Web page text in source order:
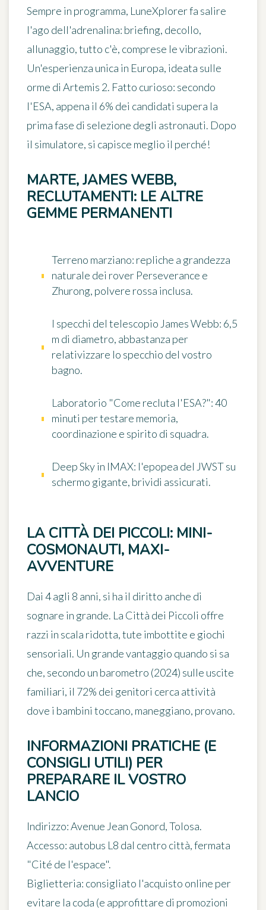
Sempre in programma, LuneXplorerfa salire
l'ago dell'adrenalina: briefing, decollo,
allunaggio, tutto c'è, comprese le vibrazioni.
Un'esperienza unica in Europa, ideata sulle
orme di Artemis 2. Fatto curioso: secondo
l'ESA, appena il 6% dei candidati supera la
prima fase di selezione degli astronauti. Dopo
il simulatore, si capisce meglio il perché!
MARTE, JAMES WEBB,
RECLUTAMENTI: LE ALTRE
GEMME PERMANENTI
Terreno marziano: repliche a grandezza
naturale dei rover Perseverance e
Zhurong, polvere rossa inclusa.
I specchi del telescopio James Webb: 6,5
m di diametro, abbastanza per
relativizzare lo specchio del vostro
bagno.
Laboratorio "Come recluta l'ESA?": 40
minuti per testare memoria,
coordinazione e spirito di squadra.
Deep Sky in IMAX: l'epopea del JWST su
schermo gigante, brividi assicurati.
LA CITTÀ DEI PICCOLI: MINI-
COSMONAUTI, MAXI-
AVVENTURE
Dai 4 agli 8 anni, si ha il diritto anche di
sognare in grande. La Città dei Piccoli offre
razzi in scala ridotta, tute imbottite e giochi
sensoriali. Un grande vantaggio quando si sa
che, secondo un barometro (2024) sulle uscite
familiari, il 72% dei genitori cerca attività
dove i bambini toccano, maneggiano, provano.
INFORMAZIONI PRATICHE (E
CONSIGLI UTILI) PER
PREPARARE IL VOSTRO
LANCIO
Indirizzo: Avenue Jean Gonord, Tolosa.
Accesso: autobus L8 dal centro città, fermata
"Cité de l'espace".
Biglietteria: consigliato l'acquisto online per
evitare la coda (e approfittare di promozioni